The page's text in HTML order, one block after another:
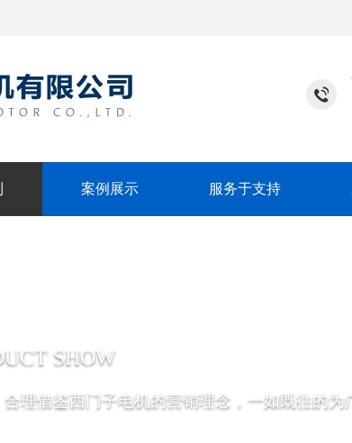
案例展示 服务于支持
SHOW
理借鉴西门子电机的营销理念，一如既往的为